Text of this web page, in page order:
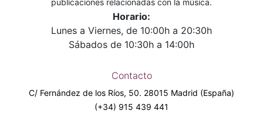
Horario:
Lunes a Viernes, de 10:00h a 20:30h
Sábados de 10:30h a 14:00h
Contacto
C/ Fernández de los Ríos, 50. 28015 Madrid (España)
(+34) 915 439 441